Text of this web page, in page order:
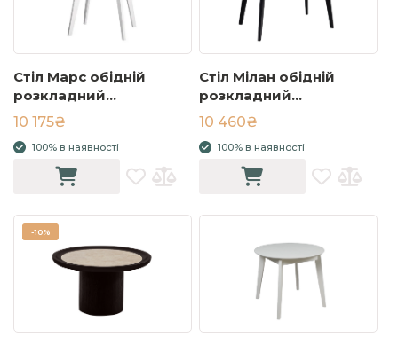
Стіл Марс обідній
розкладний
900/1200x900x750
10 175₴
100% в наявності
Стіл Мілан обідній
розкладний
1100/1400x700x750
10 460₴
100% в наявності
-10%